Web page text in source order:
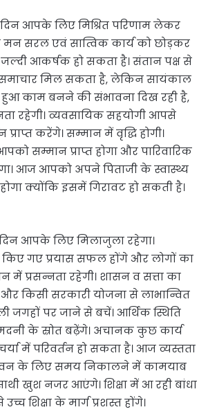
आपके लिए मिश्रित परिणाम लेकर
सरल एवं सात्विक कार्य को छोड़कर
आकर्षक हो सकता है। संतान पक्ष से
मिल सकता है, लेकिन सायंकाल
काम बनने की संभावना दिख रही है,
रहेगी। व्यवसायिक सहयोगी आपसे
करेंगे। सम्मान में वृद्धि होगी।
सम्मान प्राप्त होगा और पारिवारिक
आज आपको अपने पिताजी के स्वास्थ्य
क्योंकि इसमें गिरावट हो सकती है।
आपके लिए मिलाजुला रहेगा।
किए गए प्रयास सफल होंगे और लोगों का
प्रसन्नता रहेगी। शासन व सत्ता का
किसी सरकारी योजना से लाभान्वित
जगहों पर जाने से बचें। आर्थिक स्थिति
के स्रोत बढ़ेंगे। अचानक कुछ कार्य
में परिवर्तन हो सकता है। आज व्यस्तता
के लिए समय निकालने में कामयाब
खुश नजर आएंगे। शिक्षा में आ रही बांधा
शिक्षा के मार्ग प्रशस्त होंगे।